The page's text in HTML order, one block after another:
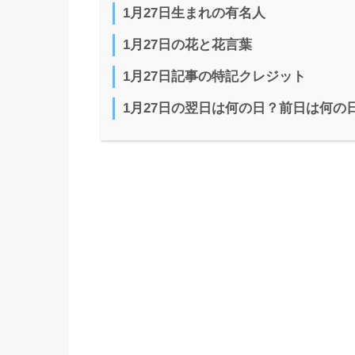
1月27日生まれの有名人
1月27日の花と花言葉
1月27日記事の特記クレジット
1月27日の翌日は何の日？前日は何の